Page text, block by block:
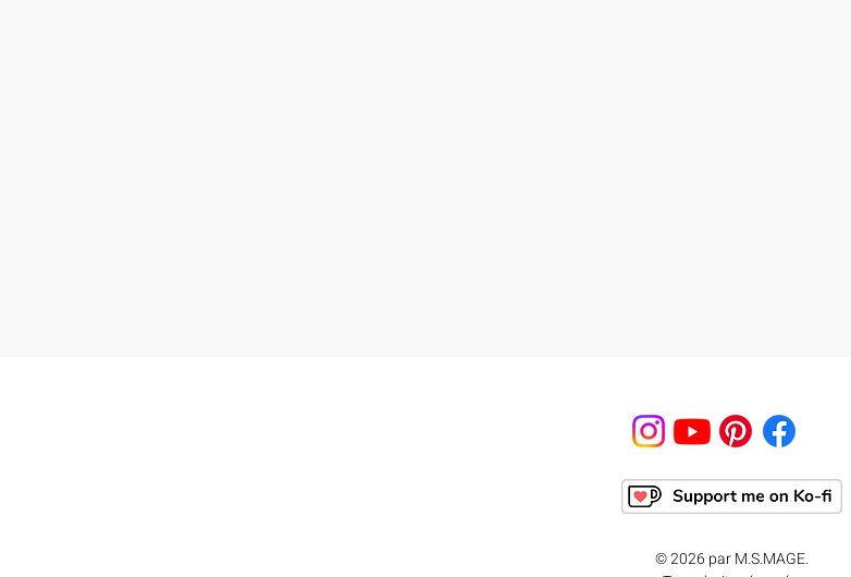
© 2026 par M.S.MAGE.